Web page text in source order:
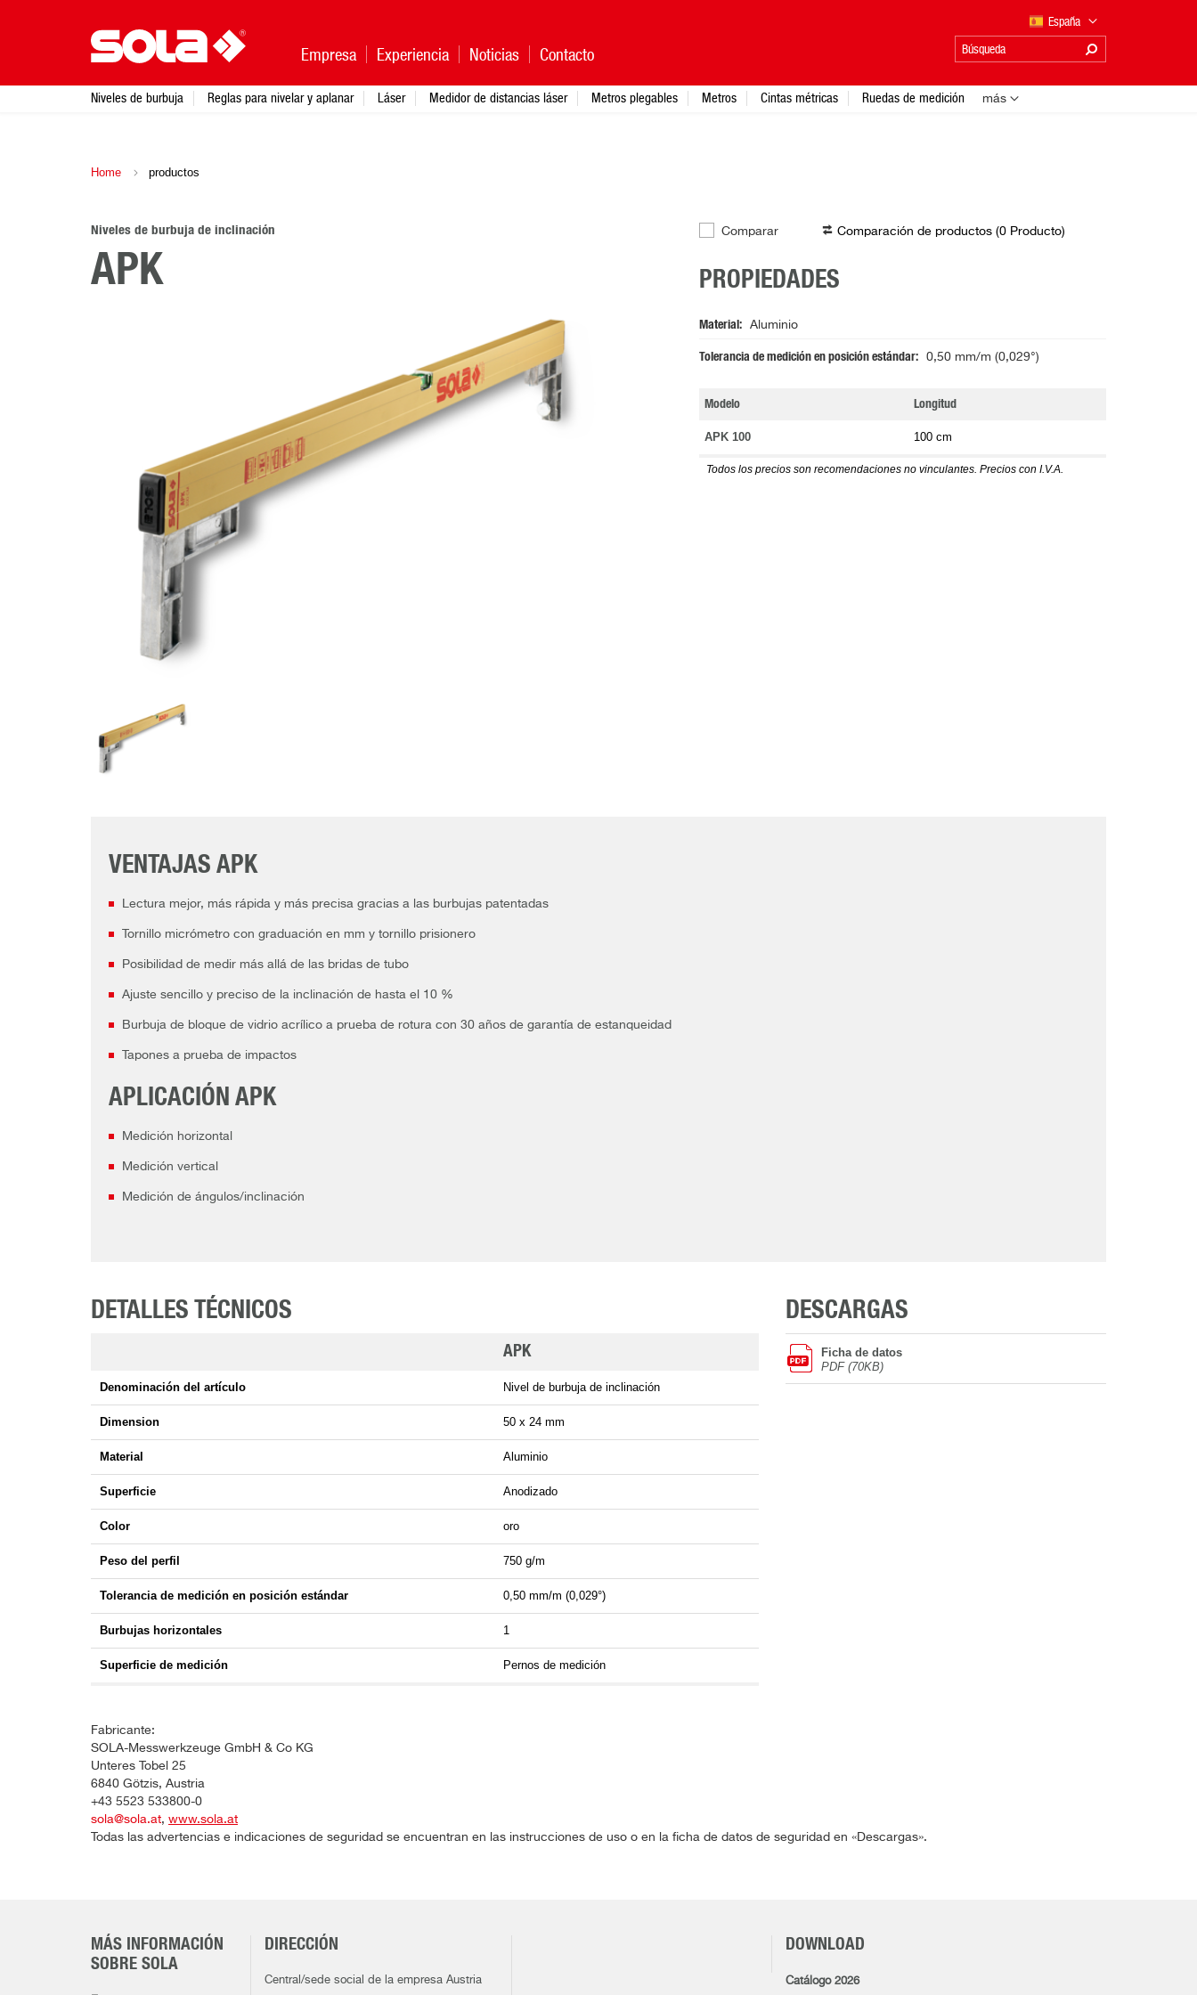
Home productos
Niveles de burbuja de inclinación
APK
Comparar Comparación de productos (0 Producto)
PROPIEDADES
Material Aluminio
Tolerancia de medición en posición estándar 0,50 mm/m (0,029°)
Modelo Longitud
APK 100 100 cm
Todos los precios son recomendaciones no vinculantes. Precios con I.V.A.
VENTAJAS APK
Lectura mejor, más rápida y más precisa gracias a las burbujas patentadas
Tornillo micrómetro con graduación en mm y tornillo prisionero
Posibilidad de medir más allá de las bridas de tubo
Ajuste sencillo y preciso de la inclinación de hasta el 10 %
Burbuja de bloque de vidrio acrílico a prueba de rotura con 30 años de garantía de estanqueidad
Tapones a prueba de impactos
APLICACIÓN APK
Medición horizontal
Medición vertical
Medición de ángulos/inclinación
DETALLES TÉCNICOS
APK
Denominación del artículo Nivel de burbuja de inclinación
Dimension 50 x 24 mm
Material Aluminio
Superficie Anodizado
Color oro
Peso del perfil 750 g/m
Tolerancia de medición en posición estándar 0,50 mm/m (0,029°)
Burbujas horizontales 1
Superficie de medición Pernos de medición
DESCARGAS
Ficha de datos
PDF (70KB)
Fabricante:
SOLA-Messwerkzeuge GmbH & Co KG
Unteres Tobel 25
6840 Götzis, Austria
+43 5523 533800-0
sola@sola.at, www.sola.at
Todas las advertencias e indicaciones de seguridad se encuentran en las instrucciones de uso o en la ficha de datos de seguridad en «Descargas».
MÁS INFORMACIÓN
SOBRE SOLA
DIRECCIÓN
Central/sede social de la empresa Austria
DOWNLOAD
Catálogo 2026
Empresa Experiencia Noticias Contacto
España
Niveles de burbuja Reglas para nivelar y aplanar Láser Medidor de distancias láser Metros plegables Metros Cintas métricas Ruedas de medición más